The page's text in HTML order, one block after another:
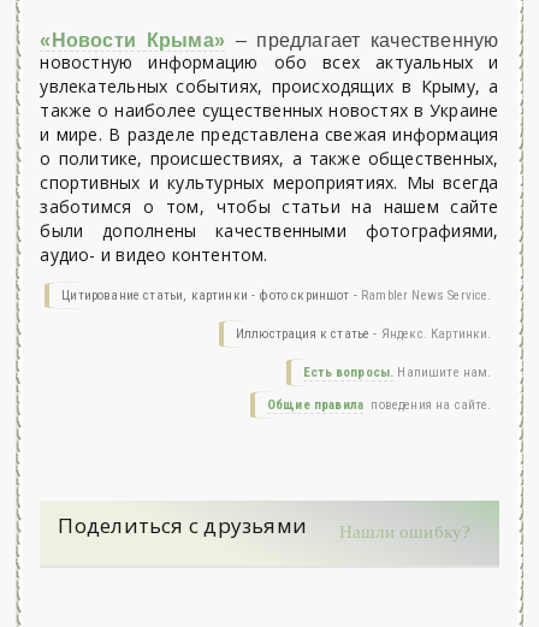
«Новости Крыма» – предлагает качественную
новостную информацию обо всех актуальных и
увлекательных событиях, происходящих в Крыму, а
также о наиболее существенных новостях в Украине
и мире. В разделе представлена свежая информация
о политике, происшествиях, а также общественных,
спортивных и культурных мероприятиях. Мы всегда
заботимся о том, чтобы статьи на нашем сайте
были дополнены качественными фотографиями,
аудио- и видео контентом.
Цитирование статьи, картинки - фото скриншот - Rambler News Service.
Иллюстрация к статье - Яндекс. Картинки.
Есть вопросы. Напишите нам.
Общие правила поведения на сайте.
Поделиться с друзьями Нашли ошибку?